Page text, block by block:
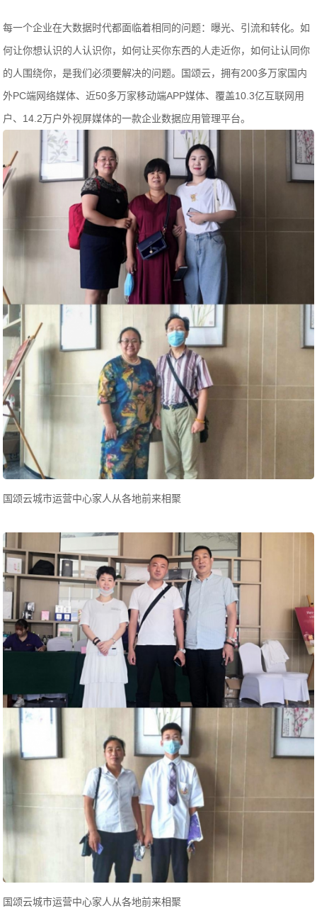
每一个企业在大数据时代都面临着相同的问题：曝光、引流和转化。如
何让你想认识的人认识你，如何让买你东西的人走近你，如何让认同你
的人围绕你，是我们必须要解决的问题。国颂云，拥有200多万家国内
外PC端网络媒体、近50多万家移动端APP媒体、覆盖10.3亿互联网用
户、14.2万户外视屏媒体的一款企业数据应用管理平台。
国颂云城市运营中心家人从各地前来相聚
国颂云城市运营中心家人从各地前来相聚